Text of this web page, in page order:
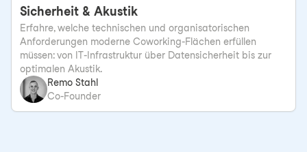
Sicherheit & Akustik
Erfahre, welche technischen und organisatorischen
Anforderungen moderne Coworking-Flächen erfüllen
müssen: von IT-Infrastruktur über Datensicherheit bis zur
optimalen Akustik.
Remo Stahl
Co-Founder